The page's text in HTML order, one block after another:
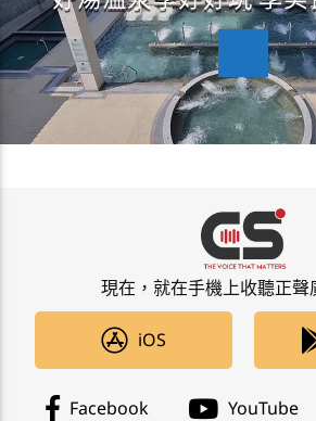
現在，就在手機上收聽正聲
iOS
Facebook YouTube